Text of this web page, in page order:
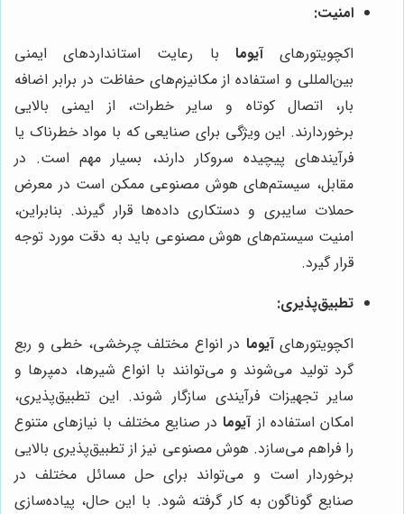
امنیت:
اکچویتورهایآیوما با رعایت استانداردهای ایمنی
بین‌المللی و استفاده از مکانیزم‌های حفاظت در برابر اضافه
بار، اتصال کوتاه و سایر خطرات، از ایمنی بالایی
برخوردارند. این ویژگی برای صنایعی که با مواد خطرناک یا
فرآیندهای پیچیده سروکار دارند، بسیار مهم است. در
مقابل، سیستم‌های هوش مصنوعی ممکن است در معرض
حملات سایبری و دستکاری داده‌ها قرار گیرند. بنابراین،
امنیت سیستم‌های هوش مصنوعی باید به دقت مورد توجه
قرار گیرد.
تطبیق‌پذیری:
اکچویتورهایآیوما در انواع مختلف چرخشی، خطی و ربع
گرد تولید می‌شوند و می‌توانند با انواع شیرها، دمپرها و
سایر تجهیزات فرآیندی سازگار شوند. این تطبیق‌پذیری،
امکان استفاده ازآیومادر صنایع مختلف با نیازهای متنوع
را فراهم می‌سازد. هوش مصنوعی نیز از تطبیق‌پذیری بالایی
برخوردار است و می‌تواند برای حل مسائل مختلف در
صنایع گوناگون به کار گرفته شود. با این حال، پیاده‌سازی